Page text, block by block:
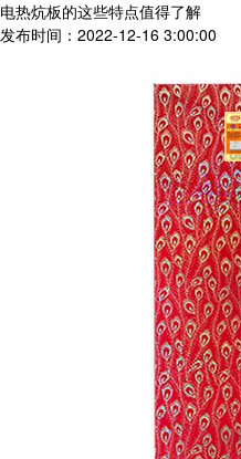
电热炕板的这些特点值得了解
发布时间：2022-12-16 3:00:00